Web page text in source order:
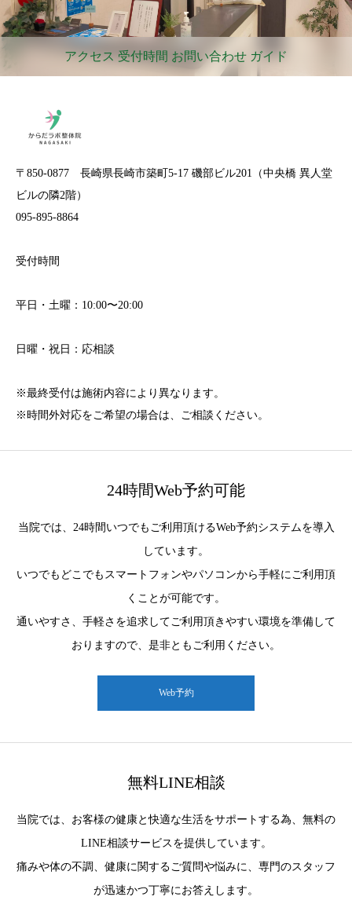
アクセス 受付時間 お問い合わせ ガイド
〒850-0877 長崎県長崎市築町5-17 磯部ビル201（中央橋 異人堂
ビルの隣2階）
095-895-8864
受付時間
平日・土曜：10:00〜20:00
日曜・祝日：応相談
※最終受付は施術内容により異なります。
※時間外対応をご希望の場合は、ご相談ください。
24時間Web予約可能
当院では、24時間いつでもご利用頂けるWeb予約システムを導入
しています。
いつでもどこでもスマートフォンやパソコンから手軽にご利用頂
くことが可能です。
通いやすさ、手軽さを追求してご利用頂きやすい環境を準備して
おりますので、是非ともご利用ください。
Web予約
無料LINE相談
当院では、お客様の健康と快適な生活をサポートする為、無料の
LINE相談サービスを提供しています。
痛みや体の不調、健康に関するご質問や悩みに、専門のスタッフ
が迅速かつ丁寧にお答えします。